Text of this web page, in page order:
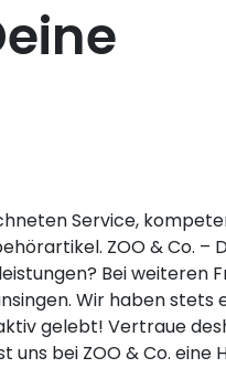
Service,
ZOO & Co. –
Bei
Wir haben stets
gelebt! Vertraue
bei ZOO & Co. eine